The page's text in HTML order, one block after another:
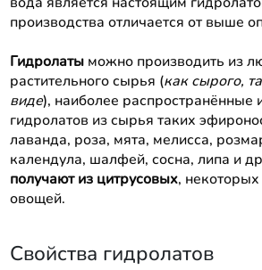
производства отличается от выше
Гидролатыможно производить из
растительного сырья (как сырого,
виде), наиболее распространённые
гидролатов из сырья таких
лаванда, роза, мята, мелисса,
календула, шалфей, сосна, липа и
получают из цитрусовых,
овощей.
Свойства гидролатов